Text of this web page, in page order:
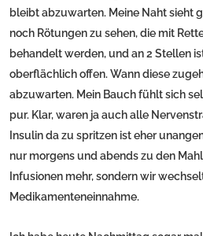
bleibt abzuwarten. Meine Naht sieht
noch Rötungen zu sehen, die mit
behandelt werden, und an 2 Stellen
oberflächlich offen. Wann diese
abzuwarten. Mein Bauch fühlt sich
pur. Klar, waren ja auch alle
Insulin da zu spritzen ist eher
nur morgens und abends zu den
Infusionen mehr, sondern wir
Medikamenteneinnahme.